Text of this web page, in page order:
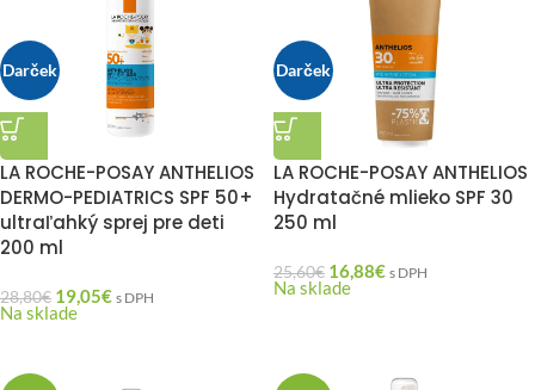
Darček
LA ROCHE-POSAY ANTHELIOS
DERMO-PEDIATRICS SPF 50+
ultraľahký sprej pre deti
200 ml
28,80€ 19,05€ s DPH
Na sklade
Darček
LA ROCHE-POSAY ANTHELIOS
Hydratačné mlieko SPF 30
250 ml
25,60€ 16,88€ s DPH
Na sklade